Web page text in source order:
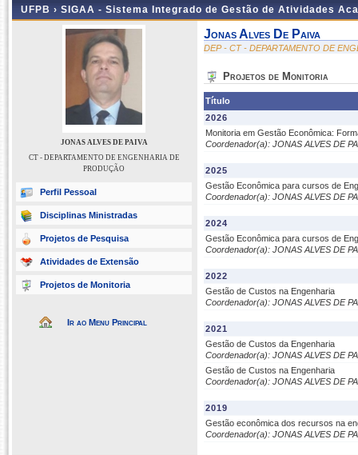
UFPB › SIGAA - Sistema Integrado de Gestão de Atividades
JONAS ALVES DE PAIVA
CT - DEPARTAMENTO DE ENGENHARIA DE
PRODUÇÃO
Perfil Pessoal
Disciplinas Ministradas
Projetos de Pesquisa
Atividades de Extensão
Projetos de Monitoria
Ir ao Menu Principal
Jonas Alves De Paiva
DEP - CT - DEPARTAMENTO DE
Projetos de Monitoria
Título
2026
Monitoria em Gestão Econômica:
Coordenador(a): JONAS ALVES DE
2025
Gestão Econômica para cursos de
Coordenador(a): JONAS ALVES DE
2024
Gestão Econômica para cursos de
Coordenador(a): JONAS ALVES DE
2022
Gestão de Custos na Engenharia
Coordenador(a): JONAS ALVES DE
2021
Gestão de Custos da Engenharia
Coordenador(a): JONAS ALVES DE
Gestão de Custos na Engenharia
Coordenador(a): JONAS ALVES DE
2019
Gestão econômica dos recursos na
Coordenador(a): JONAS ALVES DE